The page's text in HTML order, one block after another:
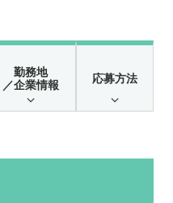
勤務地
／企業情報
応募方法